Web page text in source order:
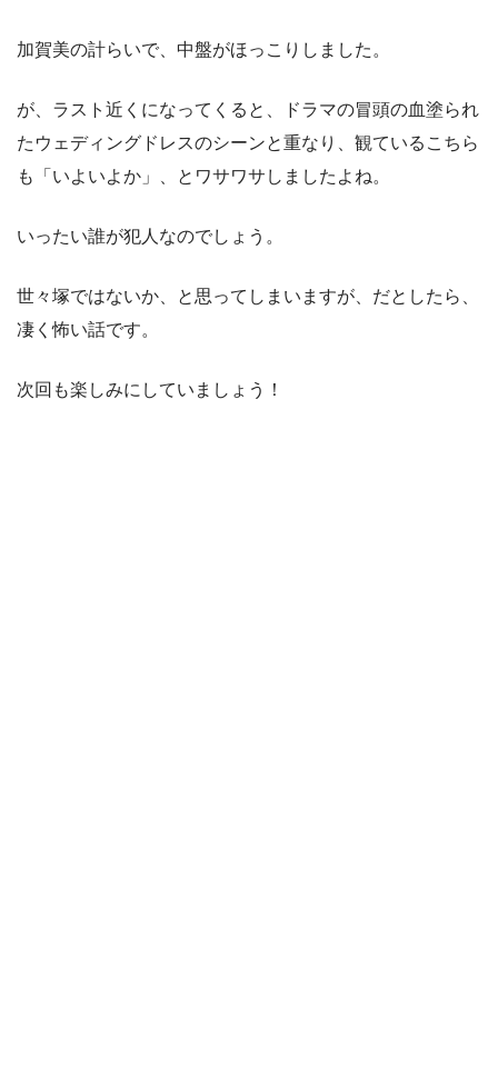
加賀美の計らいで、中盤がほっこりしました。
が、ラスト近くになってくると、ドラマの冒頭の血塗られ
たウェディングドレスのシーンと重なり、観ているこちら
も「いよいよか」、とワサワサしましたよね。
いったい誰が犯人なのでしょう。
世々塚ではないか、と思ってしまいますが、だとしたら、
凄く怖い話です。
次回も楽しみにしていましょう！